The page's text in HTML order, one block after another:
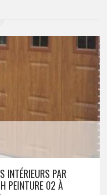
INTÉRIEURS PAR
PEINTURE 02 À